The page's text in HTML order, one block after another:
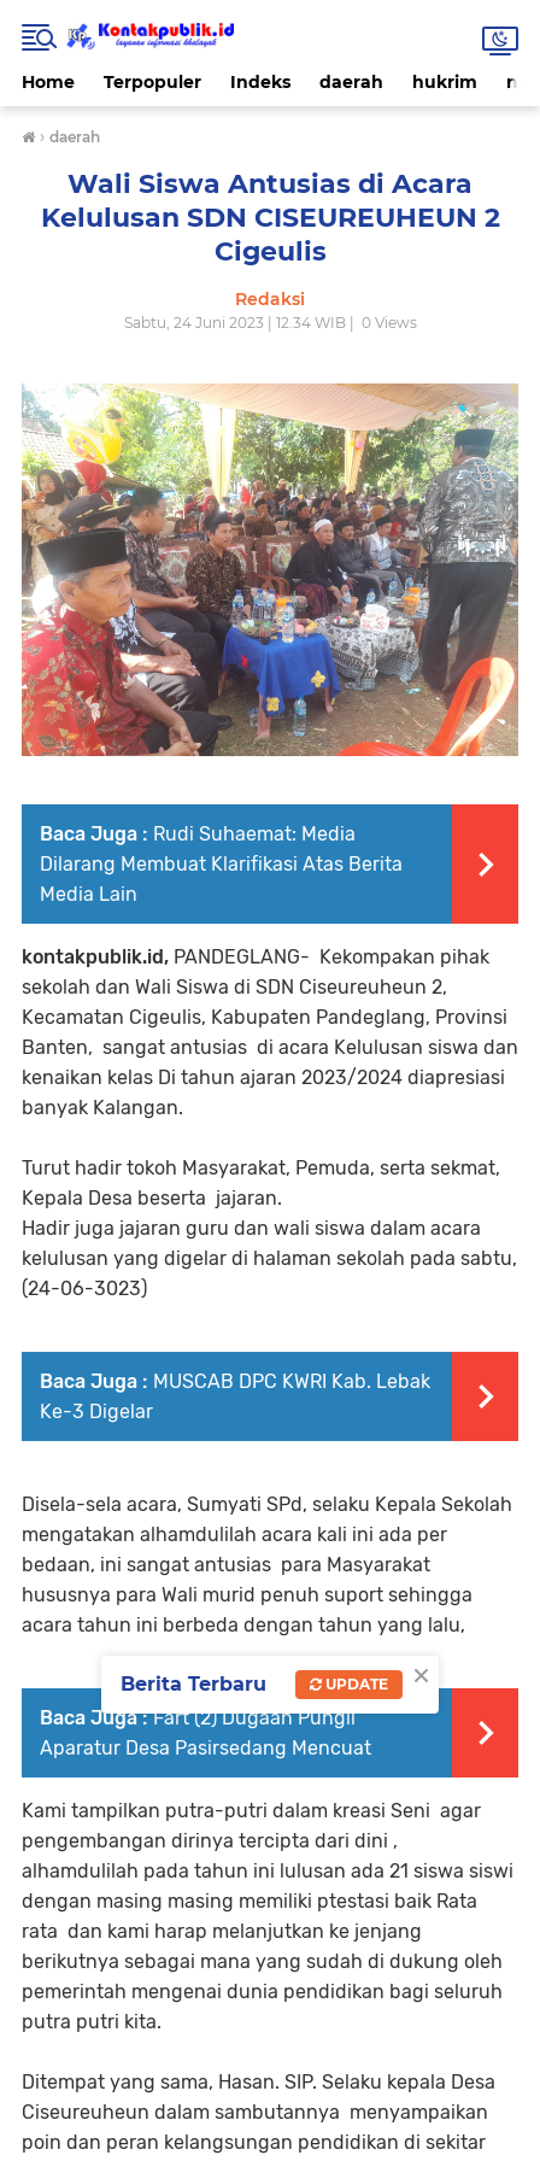
Home Terpopuler Indeks daerah hukrim
› daerah
Wali Siswa Antusias di Acara
Kelulusan SDN CISEUREUHEUN 2
Cigeulis
Redaksi
Sabtu, 24 Juni 2023 | 12.34 WIB | 0Views
Baca Juga : Rudi Suhaemat: Media
Dilarang Membuat Klarifikasi Atas Berita
Media Lain
kontakpublik.id, PANDEGLANG- Kekompakan pihak
sekolah dan Wali Siswa di SDN Ciseureuheun 2,
Kecamatan Cigeulis, Kabupaten Pandeglang, Provinsi
Banten, sangat antusias di acara Kelulusan siswa dan
kenaikan kelas Di tahun ajaran 2023/2024 diapresiasi
banyak Kalangan.
Turut hadir tokoh Masyarakat, Pemuda, serta sekmat,
Kepala Desa beserta jajaran.
Hadir juga jajaran guru dan wali siswa dalam acara
kelulusan yang digelar di halaman sekolah pada sabtu,
(24-06-3023)
Baca Juga : MUSCAB DPC KWRI Kab. Lebak
Ke-3 Digelar
Disela-sela acara, Sumyati SPd, selaku Kepala Sekolah
mengatakan alhamdulilah acara kali ini ada per
bedaan, ini sangat antusias para Masyarakat
hususnya para Wali murid penuh suport sehingga
acara tahun ini berbeda dengan tahun yang lalu,
Baca Juga : Fart (2) Dugaan Pungli
Aparatur Desa Pasirsedang Mencuat
Kami tampilkan putra-putri dalam kreasi Seni agar
pengembangan dirinya tercipta dari dini ,
alhamdulilah pada tahun ini lulusan ada 21 siswa siswi
dengan masing masing memiliki ptestasi baik Rata
rata dan kami harap melanjutkan ke jenjang
berikutnya sebagai mana yang sudah di dukung oleh
pemerintah mengenai dunia pendidikan bagi seluruh
putra putri kita.
Ditempat yang sama, Hasan. SIP. Selaku kepala Desa
Ciseureuheun dalam sambutannya menyampaikan
poin dan peran kelangsungan pendidikan di sekitar
×
Berita Terbaru UPDATE